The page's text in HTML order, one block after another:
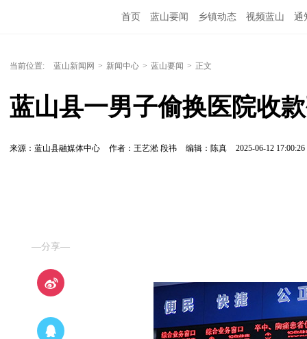
首页 蓝山要闻 乡镇动态 视频蓝山 通
当前位置: 蓝山新闻网 > 新闻中心 > 蓝山要闻 > 正文
蓝山县一男子偷换医院收
来源：蓝山县融媒体中心 作者：王艺淞 段祎 编辑：陈真 2025-06-12 17:00:26
—分享—